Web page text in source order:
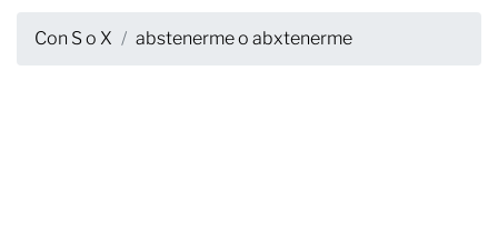
Con S o X abstenerme o abxtenerme